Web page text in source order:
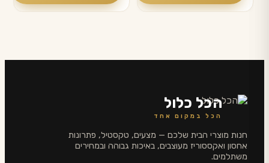
האפשרויות
הכל כלול
הכל במקום אחד
חנות מוצרי הבית שלכם — מצעים, טקסטיל, פתרונות
אחסון ואקססוריז מעוצבים, באיכות גבוהה ובמחירים
משתלמים.